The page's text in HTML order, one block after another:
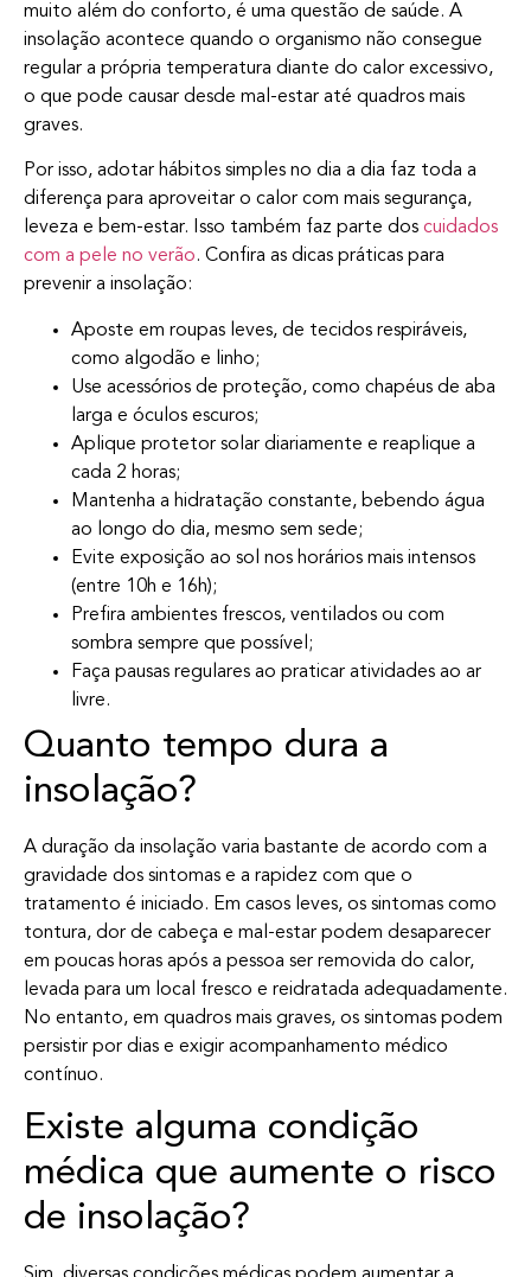
muito além do conforto, é uma questão de saúde. A
insolação acontece quando o organismo não consegue
regular a própria temperatura diante do calor excessivo,
o que pode causar desde mal-estar até quadros mais
graves.
Por isso, adotar hábitos simples no dia a dia faz toda a
diferença para aproveitar o calor com mais segurança,
leveza e bem-estar. Isso também faz parte dos cuidados
com a pele no verão. Confira as dicas práticas para
prevenir a insolação:
Aposte em roupas leves, de tecidos respiráveis,
como algodão e linho;
Use acessórios de proteção, como chapéus de aba
larga e óculos escuros;
Aplique protetor solar diariamente e reaplique a
cada 2 horas;
Mantenha a hidratação constante, bebendo água
ao longo do dia, mesmo sem sede;
Evite exposição ao sol nos horários mais intensos
(entre 10h e 16h);
Prefira ambientes frescos, ventilados ou com
sombra sempre que possível;
Faça pausas regulares ao praticar atividades ao ar
livre.
Quanto tempo dura a
insolação?
A duração da insolação varia bastante de acordo com a
gravidade dos sintomas e a rapidez com que o
tratamento é iniciado. Em casos leves, os sintomas como
tontura, dor de cabeça e mal-estar podem desaparecer
em poucas horas após a pessoa ser removida do calor,
levada para um local fresco e reidratada adequadamente.
No entanto, em quadros mais graves, os sintomas podem
persistir por dias e exigir acompanhamento médico
contínuo.
Existe alguma condição
médica que aumente o risco
de insolação?